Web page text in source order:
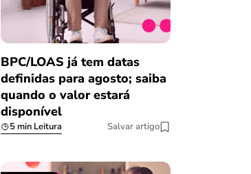
BPC/LOAS já tem datas
definidas para agosto; saiba
quando o valor estará
disponível
5 min Leitura Salvar artigo